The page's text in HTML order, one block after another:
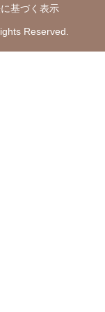
基づく表示
Reserved.